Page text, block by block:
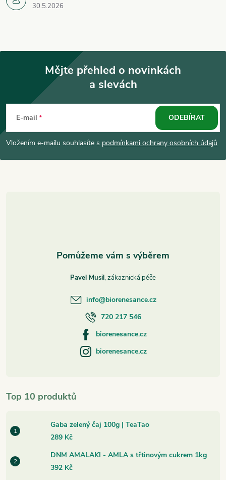
30.5.2026
p
Mějte přehled o novinkách
a slevách
E-mail
Vložením e-mailu souhlasíte s podmínkami ochrany osobních údajů
ODEBÍRAT
Top 10 produktů
Gaba zelený čaj 100g | TeaTao
289 Kč
DNM AMALAKI - AMLA s třtinovým cukrem 1kg
392 Kč
Pavel Musil
info@biorenesance.cz
720 217 546
biorenesance.cz
biorenesance.cz